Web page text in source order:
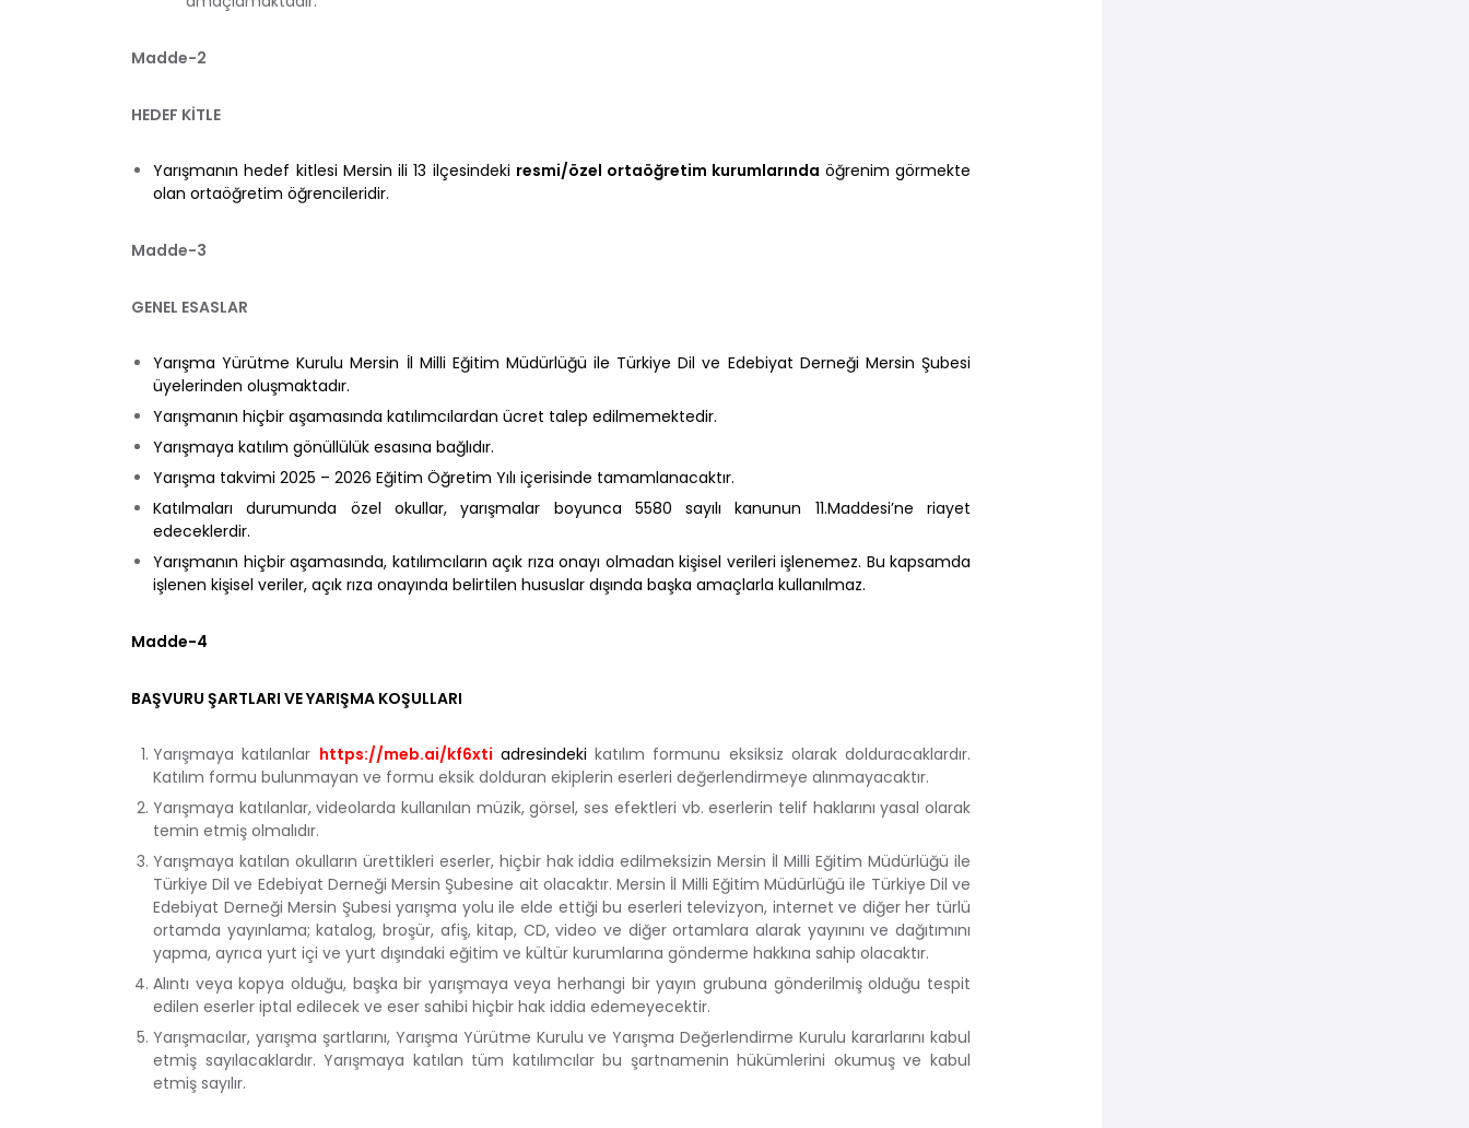
Madde-2
HEDEF KİTLE
Yarışmanın hedef kitlesi Mersin ili 13 ilçesindeki resmi/özel ortaöğretim kurumlarında öğrenim görmekte
olan ortaöğretim öğrencileridir.
Madde-3
GENEL ESASLAR
Yarışma Yürütme Kurulu Mersin İl Milli Eğitim Müdürlüğü ile Türkiye Dil ve Edebiyat Derneği Mersin Şubesi
üyelerinden oluşmaktadır.
Yarışmanın hiçbir aşamasında katılımcılardan ücret talep edilmemektedir.
Yarışmaya katılım gönüllülük esasına bağlıdır.
Yarışma takvimi 2025 – 2026 Eğitim Öğretim Yılı içerisinde tamamlanacaktır.
Katılmaları durumunda özel okullar, yarışmalar boyunca 5580 sayılı kanunun 11.Maddesi’ne riayet
edeceklerdir.
Yarışmanın hiçbir aşamasında, katılımcıların açık rıza onayı olmadan kişisel verileri işlenemez. Bu kapsamda
işlenen kişisel veriler, açık rıza onayında belirtilen hususlar dışında başka amaçlarla kullanılmaz.
Madde-4
BAŞVURU ŞARTLARI VE YARIŞMA KOŞULLARI
Yarışmaya katılanlar https://meb.ai/kf6xti adresindeki katılım formunu eksiksiz olarak dolduracaklardır.
Katılım formu bulunmayan ve formu eksik dolduran ekiplerin eserleri değerlendirmeye alınmayacaktır.
Yarışmaya katılanlar, videolarda kullanılan müzik, görsel, ses efektleri vb. eserlerin telif haklarını yasal olarak
temin etmiş olmalıdır.
Yarışmaya katılan okulların ürettikleri eserler, hiçbir hak iddia edilmeksizin Mersin İl Milli Eğitim Müdürlüğü ile
Türkiye Dil ve Edebiyat Derneği Mersin Şubesine ait olacaktır. Mersin İl Milli Eğitim Müdürlüğü ile Türkiye Dil ve
Edebiyat Derneği Mersin Şubesi yarışma yolu ile elde ettiği bu eserleri televizyon, internet ve diğer her türlü
ortamda yayınlama; katalog, broşür, afiş, kitap, CD, video ve diğer ortamlara alarak yayınını ve dağıtımını
yapma, ayrıca yurt içi ve yurt dışındaki eğitim ve kültür kurumlarına gönderme hakkına sahip olacaktır.
Alıntı veya kopya olduğu, başka bir yarışmaya veya herhangi bir yayın grubuna gönderilmiş olduğu tespit
edilen eserler iptal edilecek ve eser sahibi hiçbir hak iddia edemeyecektir.
Yarışmacılar, yarışma şartlarını, Yarışma Yürütme Kurulu ve Yarışma Değerlendirme Kurulu kararlarını kabul
etmiş sayılacaklardır. Yarışmaya katılan tüm katılımcılar bu şartnamenin hükümlerini okumuş ve kabul
etmiş sayılır.